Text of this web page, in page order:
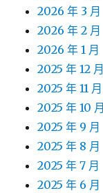
2026 年 3 月
2026 年 2 月
2026 年 1 月
2025 年 12 月
2025 年 11 月
2025 年 10 月
2025 年 9 月
2025 年 8 月
2025 年 7 月
2025 年 6 月